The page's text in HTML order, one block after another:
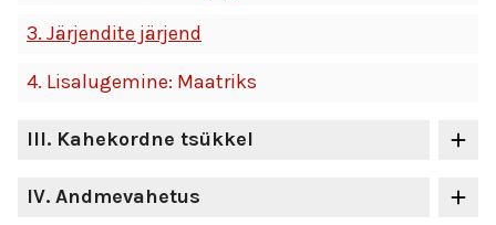
3. Järjendite järjend
4. Lisalugemine: Maatriks
III. Kahekordne tsükkel
IV. Andmevahetus